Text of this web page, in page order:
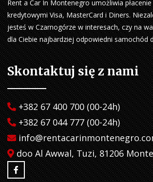
Rent a Car In Montenegro umożliwia
kredytowymi Visa, MasterCard i Diners.
jesteś w Czarnogórze w interesach, czy na
dla Ciebie najbardziej odpowiedni samochód
Skontaktuj się z nami
+382 67 400 700 (00-24h)
+382 67 044 777 (00-24h)
doo Al Awwal, Tuzi, 81206